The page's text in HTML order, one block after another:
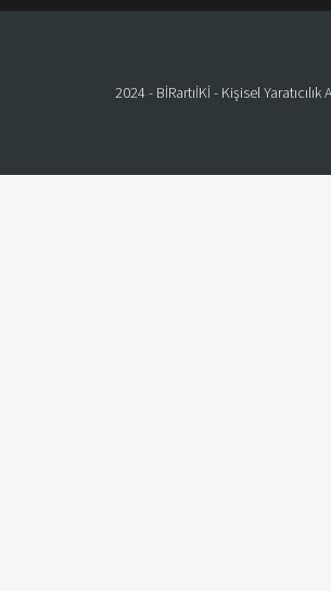
2024 - BİRartıİKİ - Kişisel Yaratıcılık